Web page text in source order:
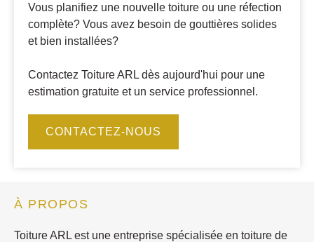
Vous planifiez une nouvelle toiture ou une réfection
complète? Vous avez besoin de gouttières solides
et bien installées?
Contactez Toiture ARL dès aujourd'hui pour une
estimation gratuite et un service professionnel.
CONTACTEZ-NOUS
À PROPOS
Toiture ARL est une entreprise spécialisée en toiture de